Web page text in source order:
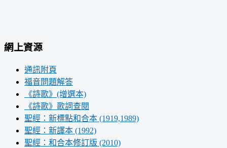
網上資源
通訊附頁
福音問題解答
《詩歌》(增選本)
《詩歌》歌詞查閱
聖經：新標點和合本 (1919,1989)
聖經：新譯本 (1992)
聖經：和合本修訂版 (2010)